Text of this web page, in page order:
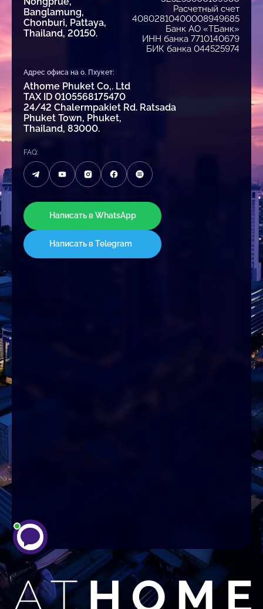
Banglamung,
Chonburi, Pattaya,
Thailand, 20150.
Расчетный счет
40802810400008949685
Банк АО «ТБанк»
ИНН банка 7710140679
БИК банка 044525974
Адрес офиса на о. Пхукет:
Athome Phuket Co,. Ltd
TAX ID 0105568175470
24/42 Chalermpakiet Rd. Ratsada
Phuket Town, Phuket,
Thailand, 83000.
FAQ:
Написать в WhatsApp
Написать в Telegram